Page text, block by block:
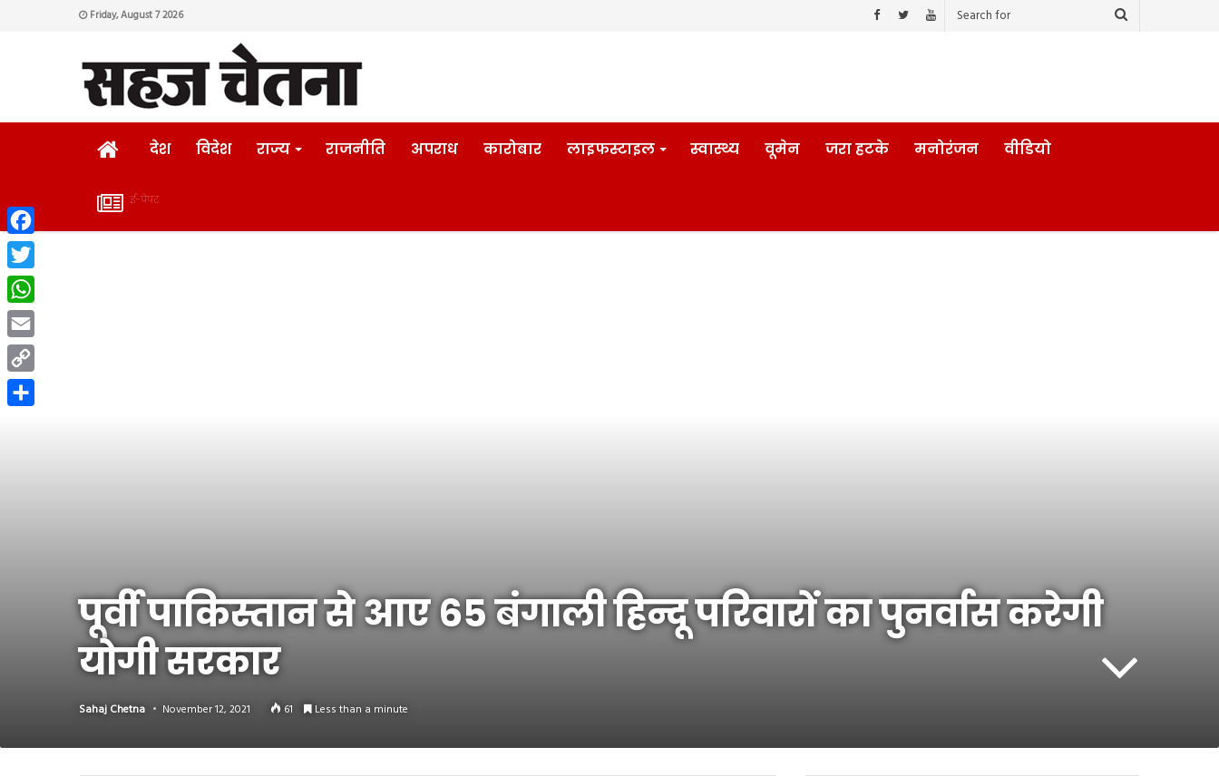
Friday, August 7 2026
HOMEदेश विदेश राज्य राजनीति अपराध कारोबार लाइफस्टाइल स्वास्थ्य वूमेन जरा हटके मनोरंजन वीडियो
ई-
ई-पेपर
पूर्वी पाकिस्तान से आए 65 बंगाली हिन्दू परिवारों का पुनर्वास करेगी
योगी सरकार
Sahaj Chetna November 12, 2021 61 Less than a minute
Facebook
Twitter
WhatsApp
Email
Copy
Link